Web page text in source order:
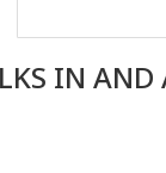
IN AND